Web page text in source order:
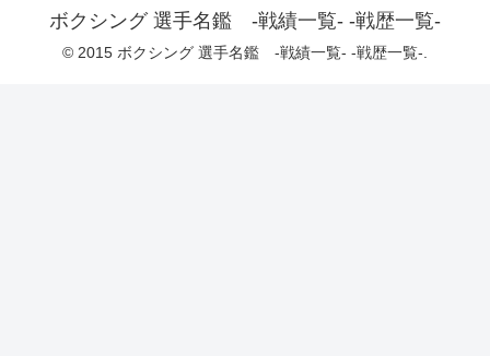
ボクシング 選手名鑑 -戦績一覧- -戦歴一覧-
© 2015 ボクシング 選手名鑑 -戦績一覧- -戦歴一覧-.